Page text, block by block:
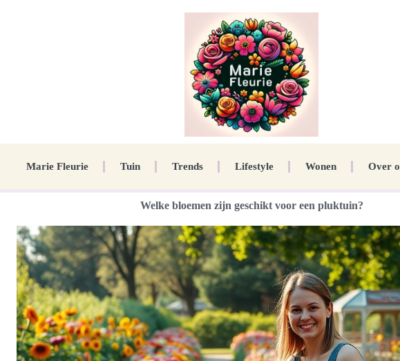
Marie Fleurie Tuin Trends Lifestyle Wonen Over
Welke bloemen zijn geschikt voor een pluktuin?